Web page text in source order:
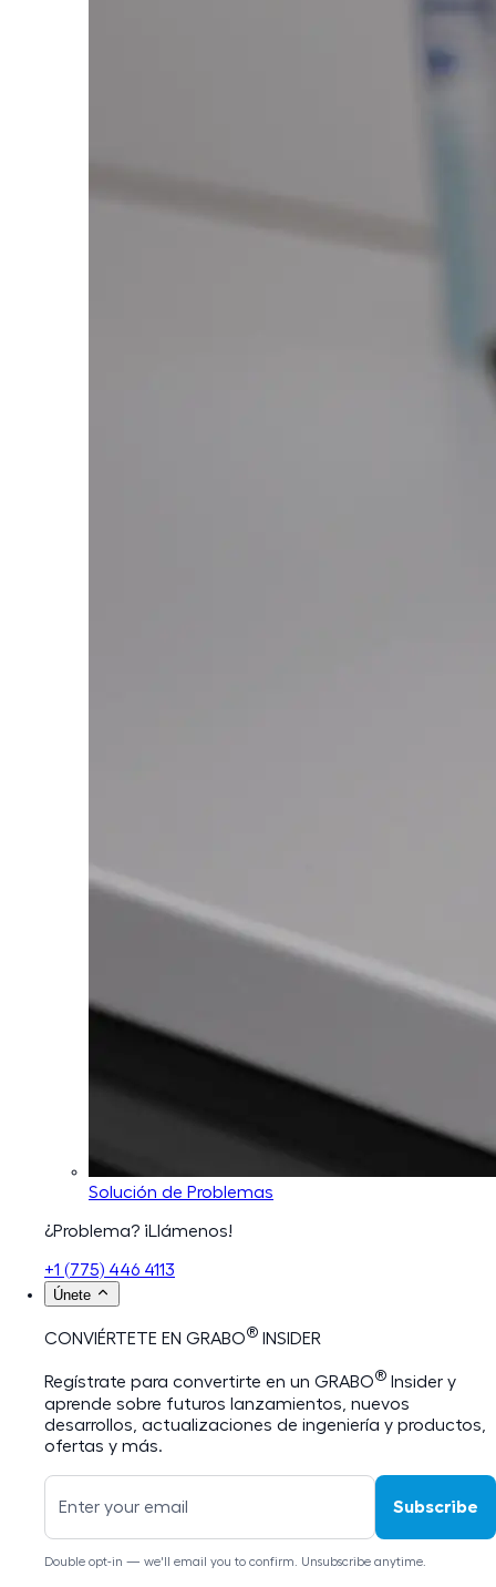
Solución de Problemas
¿Problema? ¡Llámenos!
+1 (775) 446 4113
Únete
CONVIÉRTETE EN GRABO® INSIDER
Regístrate para convertirte en un GRABO® Insider y
aprende sobre futuros lanzamientos, nuevos
desarrollos, actualizaciones de ingeniería y productos,
ofertas y más.
Subscribe
Double opt-in — we'll email you to confirm. Unsubscribe anytime.